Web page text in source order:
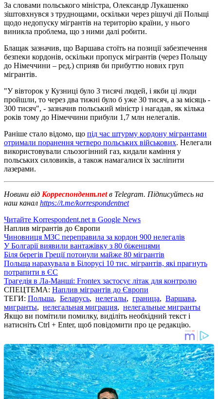
За словами польського міністра, Олександр Лукашенко
зіштовхнувся з труднощами, оскільки через рішучі дії Польщі
щодо недопуску мігрантів на територію країни, у нього
виникла проблема, що з ними далі робити.
Блащак зазначив, що Варшава стоїть на позиції забезпечення
безпеки кордонів, оскільки пропуск мігрантів (через Польщу
до Німеччини – ред.) сприяв би прибуттю нових груп
мігрантів.
"У вівторок у Кузниці було 3 тисячі людей, і якби ці люди
пройшли, то через два тижні було б уже 30 тисяч, а за місяць -
300 тисяч", - зазначив польський міністр і нагадав, як кілька
років тому до Німеччини прибули 1,7 млн ​​нелегалів.
Раніше стало відомо, що під час штурму кордону мігрантами
отримали поранення четверо польських військових. Нелегали
використовували сльозогінний газ, кидали каміння у
польських силовиків, а також намагалися їх засліпити
лазерами.
Новини від Корреспондент.netв Telegram. Підписуйтесь на
наш канал https://t.me/korrespondentnet
Читайте Korrespondent.net в Google News
Наплив мігрантів до Європи
Чиновниця МЗС переправила за кордон 900 нелегалів
У Болгарії виявили вантажівку з 80 біженцями
Біля берегів Греції потонули майже 80 мігрантів
Польща нарахувала в Білорусі 10 тис. мігрантів, які прагнуть
потрапити в ЄС
Трагедія в Ла-Манші: Frontex застосує літак для контролю
СПЕЦТЕМА: Наплив мігрантів до Європи
ТЕГИ: Польша, Беларусь, нелегалы, граница, Варшава,
мигранты, нелегальная миграция, нелегальные мигранты
Якщо ви помітили помилку, виділіть необхідний текст і
натисніть Ctrl + Enter, щоб повідомити про це редакцію.